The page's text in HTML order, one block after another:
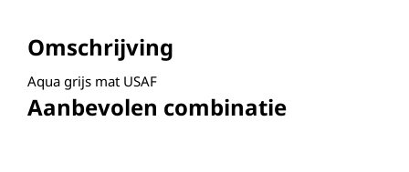
Omschrijving
Aqua grijs mat USAF
Aanbevolen combinatie